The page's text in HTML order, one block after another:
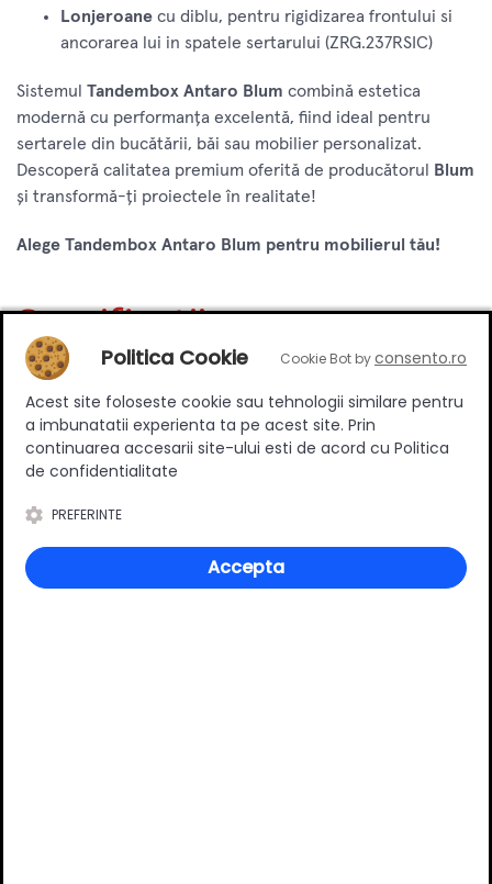
Lonjeroane cu diblu, pentru rigidizarea frontului si
ancorarea lui in spatele sertarului (ZRG.237RSIC)
Sistemul Tandembox Antaro Blum combină estetica
modernă cu performanța excelentă, fiind ideal pentru
sertarele din bucătării, băi sau mobilier personalizat.
Descoperă calitatea premium oferită de producătorul
Blum
și transformă-ți proiectele în realitate!
Alege Tandembox Antaro Blum pentru mobilierul tău!
Specificatii
Lungime nominala (mm)
300 mm
Varianta extragere
Totala
Capacitate portanta (kg)
Suruburi incluse
Material
Metal/Plastic
Culoare
Politica Cookie Cookie Bot byconsento.ro
Acest site foloseste cookie sau tehnologii similare pentru
a imbunatatii experienta ta pe acest site. Prin
continuarea accesarii site-ului esti de acord cu Politica
de confidentialitate
PREFERINTE
Accepta